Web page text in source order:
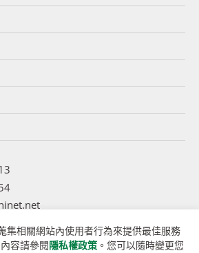
集相關網站內使用者行為來提供最佳服務
容請參閱隱私權政策 。您可以隨時變更您